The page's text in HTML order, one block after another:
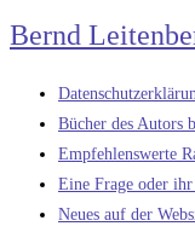
Zum
Inhalt
springen
Bernd
Bücher des Autors
Empfehlenswerte
Eine Frage oder
Neues auf der